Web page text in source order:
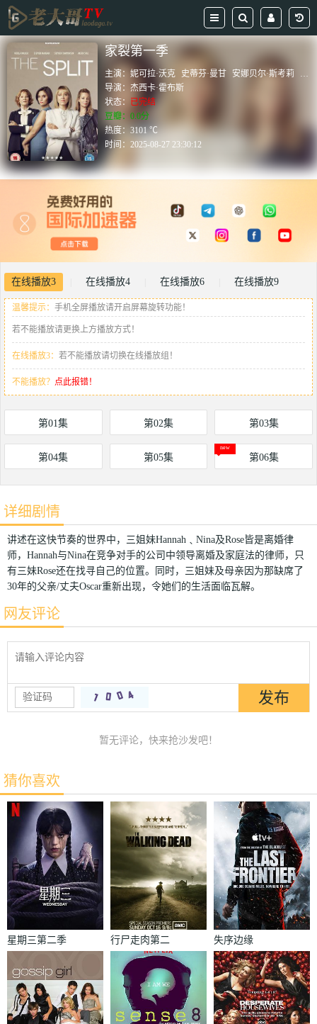
家裂第一季
主演：妮可拉·沃克 史蒂芬·曼甘 安娜贝尔·斯考莉
菲
导演：杰西卡·霍布斯
状态： 已完结
豆瓣：0.0分
热度：3101 ℃
时间：2025-08-27 23:30:12
在线播放3 在线播放4 在线播放6 在线播放9
温馨提示： 手机全屏播放请开启屏幕旋转功能！
若不能播放请更换上方播放方式！
在线播放3： 若不能播放请切换在线播放组！
不能播放？ 点此报错！
第01集 第02集 第03集
第04集 第05集 第06集
详细剧情
讲述在这快节奏的世界中，三姐妹Hannah﹑Nina及Rose皆是离婚律
师，Hannah与Nina在竞争对手的公司中领导离婚及家庭法的律师，只
有三妹Rose还在找寻自己的位置。同时，三姐妹及母亲因为那缺席了
30年的父亲/丈夫Oscar重新出现，令她们的生活面临瓦解。
网友评论
暂无评论，快来抢沙发吧！
猜你喜欢
星期三第二季
行尸走肉第二
失序边缘